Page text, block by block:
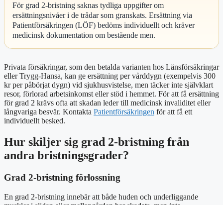
För grad 2-bristning saknas tydliga uppgifter om
ersättningsnivåer i de trådar som granskats. Ersättning via
Patientförsäkringen (LÖF) bedöms individuellt och kräver
medicinsk dokumentation om bestående men.
Privata försäkringar, som den betalda varianten hos Länsförsäkringar
eller Trygg-Hansa, kan ge ersättning per vårddygn (exempelvis 300
kr per påbörjat dygn) vid sjukhusvistelse, men täcker inte självklart
resor, förlorad arbetsinkomst eller stöd i hemmet. För att få ersättning
för grad 2 krävs ofta att skadan leder till medicinsk invaliditet eller
långvariga besvär. Kontakta Patientförsäkringen för att få ett
individuellt besked.
Hur skiljer sig grad 2-bristning från
andra bristningsgrader?
Grad 2-bristning förlossning
En grad 2-bristning innebär att både huden och underliggande